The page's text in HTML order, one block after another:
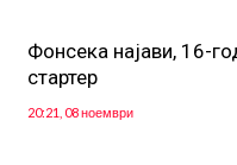
Фонсека најави, 16-
стартер
20:21, 08 ноември